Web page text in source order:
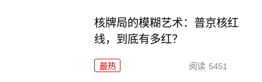
核牌局的模糊艺术：普京核红
线，到底有多红？
最热 阅读 5451